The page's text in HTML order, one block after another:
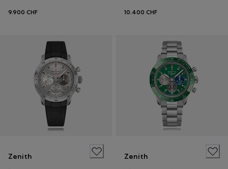
9.900 CHF 10.400 CHF
Zenith
Zenith